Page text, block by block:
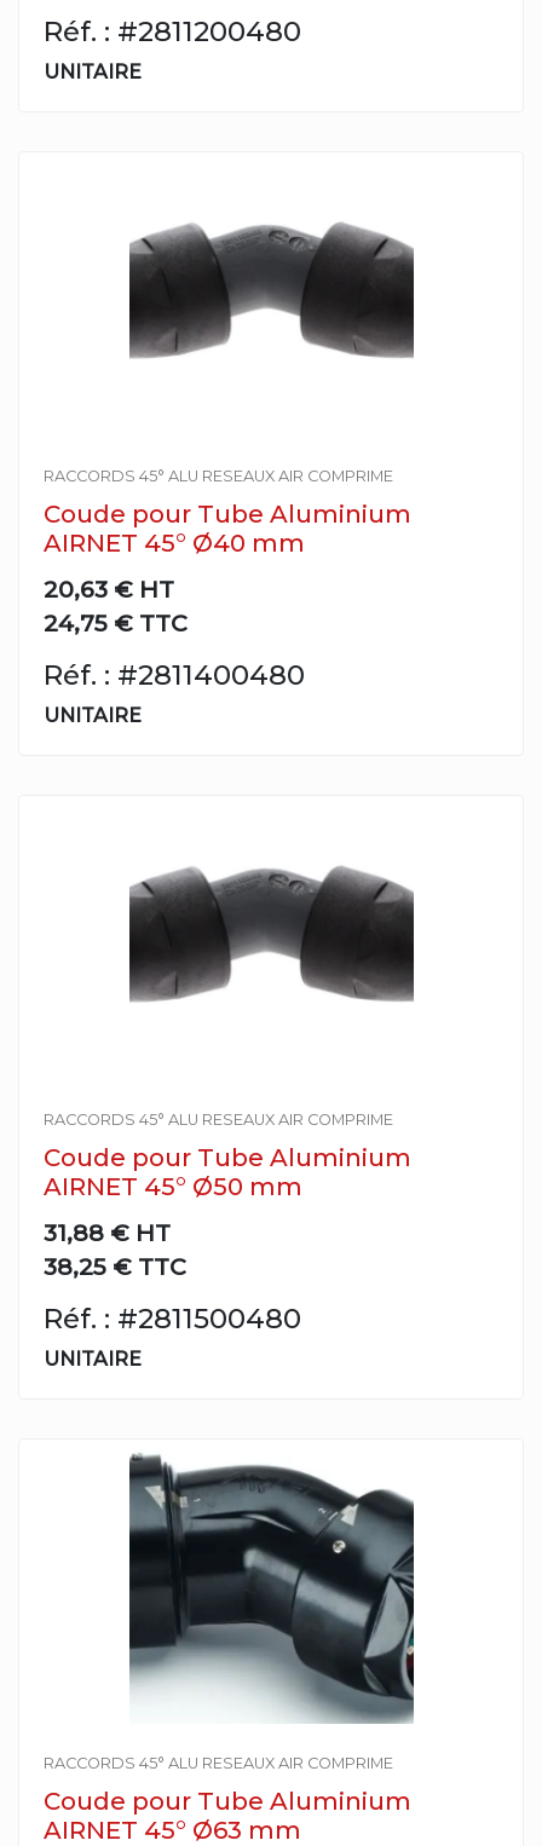
Réf. : #2811200480
UNITAIRE
RACCORDS 45° ALU RESEAUX AIR COMPRIME
Coude pour Tube Aluminium
AIRNET 45° Ø40 mm
20,63 € HT
24,75 € TTC
Réf. : #2811400480
UNITAIRE
RACCORDS 45° ALU RESEAUX AIR COMPRIME
Coude pour Tube Aluminium
AIRNET 45° Ø50 mm
31,88 € HT
38,25 € TTC
Réf. : #2811500480
UNITAIRE
RACCORDS 45° ALU RESEAUX AIR COMPRIME
Coude pour Tube Aluminium
AIRNET 45° Ø63 mm